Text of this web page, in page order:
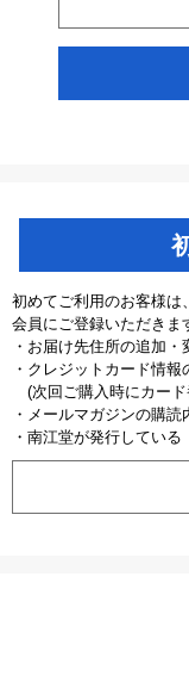
初めてご利用のお客様は
会員にご登録いただきま
・お届け先住所の追加・
・クレジットカード情報
(次回ご購入時にカード
・メールマガジンの購読
・南江堂が発行してい